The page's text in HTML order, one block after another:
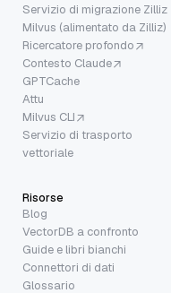
Servizio di migrazione Zilliz
Milvus (alimentato da Zilliz)
Ricercatore profondo
Contesto Claude
GPTCache
Attu
Milvus CLI
Servizio di trasporto
vettoriale
Risorse
Blog
VectorDB a confronto
Guide e libri bianchi
Connettori di dati
Glossario